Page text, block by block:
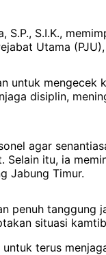
S.P., S.I.K.,
Utama
untuk mengecek
disiplin,
agar
Selain itu, ia
Jabung Timur.
penuh
situasi
terus